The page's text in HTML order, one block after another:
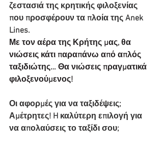
ζεστασιά της κρητικής φιλοξενίας
που προσφέρουν τα πλοία της Anek
Lines.
Με τον αέρα της Κρήτης μας, θα
νιώσεις κάτι παραπάνω από απλός
ταξιδιώτης… Θα νιώσεις πραγματικά
φιλοξενούμενος!​
Οι αφορμές για να ταξιδέψεις;
Αμέτρητες! H καλύτερη επιλογή για
να απολαύσεις το ταξίδι σου;